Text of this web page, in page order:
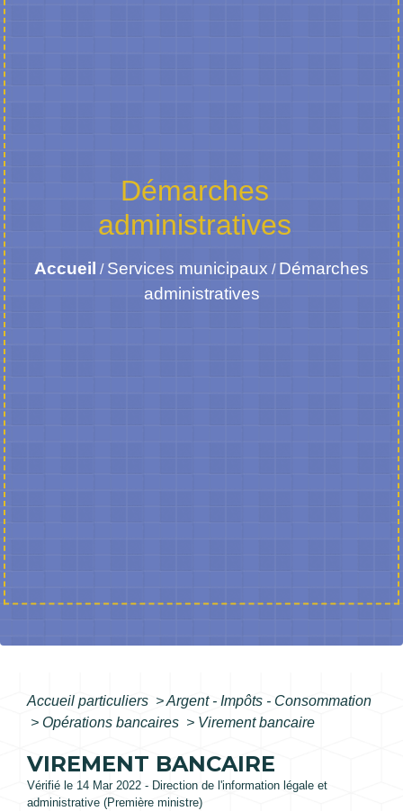
Démarches
administratives
Accueil / Services municipaux / Démarches
administratives
Accueil particuliers >Argent - Impôts - Consommation
> Opérations bancaires > Virement bancaire
VIREMENT BANCAIRE
Vérifié le 14 Mar 2022 - Direction de l'information légale et
administrative (Première ministre)